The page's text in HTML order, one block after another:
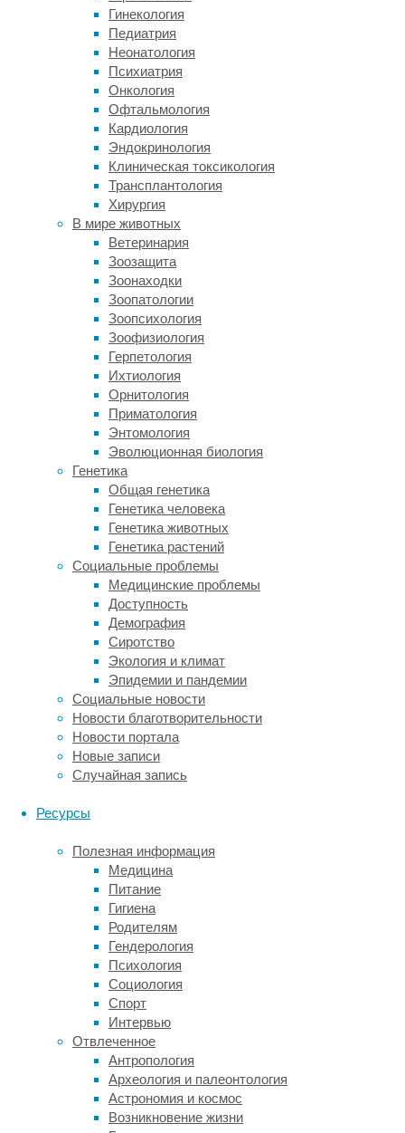
Гинекология
Педиатрия
Неонатология
Психиатрия
Онкология
Офтальмология
Кардиология
Эндокринология
Клиническая токсикология
Трансплантология
Хирургия
В мире животных
Ветеринария
Зоозащита
Зоонаходки
Зоопатологии
Зоопсихология
Зоофизиология
Герпетология
Ихтиология
Орнитология
Приматология
Энтомология
Эволюционная биология
Генетика
Общая генетика
Генетика человека
Генетика животных
Генетика растений
Социальные проблемы
Медицинские проблемы
Доступность
Демография
Сиротство
Экология и климат
Эпидемии и пандемии
Социальные новости
Новости благотворительности
Новости портала
Новые записи
Случайная запись
Ресурсы
Полезная информация
Медицина
Питание
Гигиена
Родителям
Гендерология
Психология
Социология
Спорт
Интервью
Отвлеченное
Антропология
Археология и палеонтология
Астрономия и космос
Возникновение жизни
журнале
Scientific
Reports.
повседневной
жизни
мы
постоянно
вступаем
в
социальное
взаимодействие
коммуницируем
со
знакомыми,
друзьями,
романтическими
партнерами
часто
незнакомыми
людьми.
Предыдущие
исследования
показали,
что
взаимодействие
людьми,
которыми
человека
более
прочные
социальные
связи,
с
партнерами,
членами
семьи
друзьями,
может
быть
полезным
—
люди
склонны
испытывать
меньше
одиночества
после